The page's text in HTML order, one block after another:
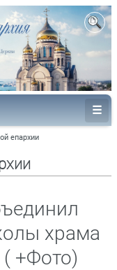
епархии
храма
+Фото)